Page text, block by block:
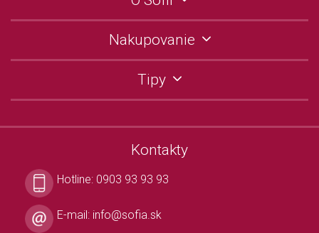
Nakupovanie
Tipy
Kontakty
Hotline: 0903 93 93 93
E-mail: info@sofia.sk